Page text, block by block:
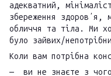
адекватний,
збереження здоровʼя,
обличчя та тіла. Ми
було зайвих/
Коли вам потрібна
ви не знаєте з